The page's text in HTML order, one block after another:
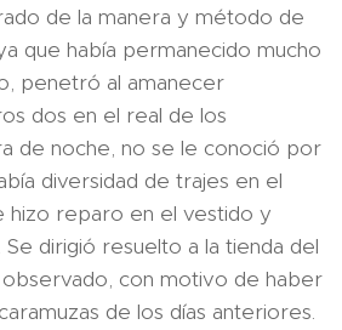
de la manera y método de
que había permanecido mucho
penetró al amanecer
dos en el real de los
de noche, no se le conoció por
diversidad de trajes en el
hizo reparo en el vestido y
dirigió resuelto a la tienda del
con motivo de haber
de los días anteriores.